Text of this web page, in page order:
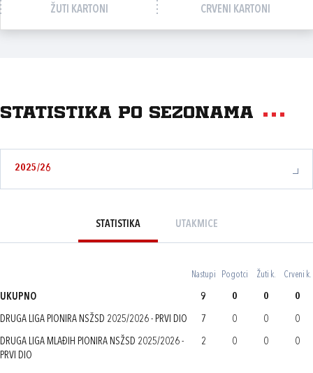
ŽUTI KARTONI CRVENI KARTONI
Statistika po sezonama
2025/26
STATISTIKA UTAKMICE
Nastupi Pogotci Žuti k. Crveni k.
UKUPNO 9 0 0 0
DRUGA LIGA PIONIRA NSŽSD 2025/2026 - PRVI DIO 7 0 0 0
DRUGA LIGA MLAĐIH PIONIRA NSŽSD 2025/2026 -
PRVI DIO
2 0 0 0